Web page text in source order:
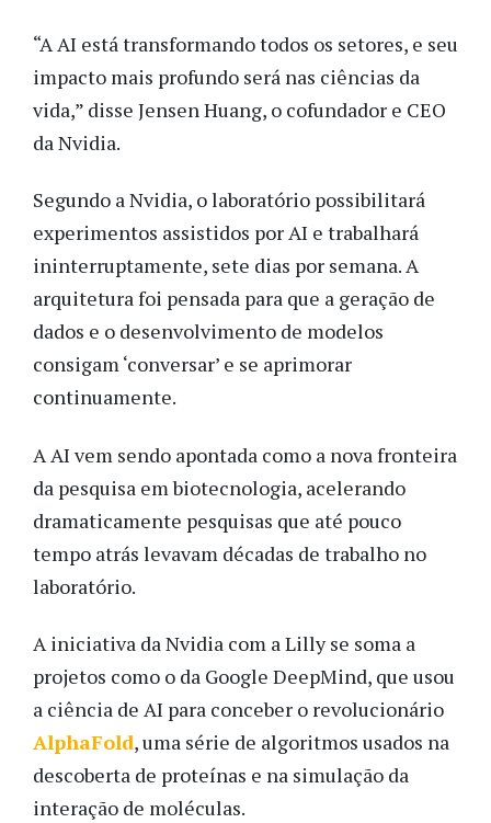
“A AI está transformando todos os setores, e seu
impacto mais profundo será nas ciências da
vida,” disse Jensen Huang, o cofundador e CEO
da Nvidia.
Segundo a Nvidia, o laboratório possibilitará
experimentos assistidos por AI e trabalhará
ininterruptamente, sete dias por semana. A
arquitetura foi pensada para que a geração de
dados e o desenvolvimento de modelos
consigam ‘conversar’ e se aprimorar
continuamente.
A AI vem sendo apontada como a nova fronteira
da pesquisa em biotecnologia, acelerando
dramaticamente pesquisas que até pouco
tempo atrás levavam décadas de trabalho no
laboratório.
A iniciativa da Nvidia com a Lilly se soma a
projetos como o da Google DeepMind, que usou
a ciência de AI para conceber o revolucionário
AlphaFold, uma série de algoritmos usados na
descoberta de proteínas e na simulação da
interação de moléculas.